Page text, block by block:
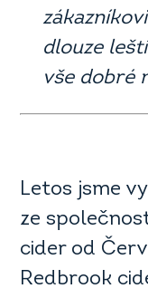
dlouze
vše dobré
Letos jsme
ze
cider od
Redbrook